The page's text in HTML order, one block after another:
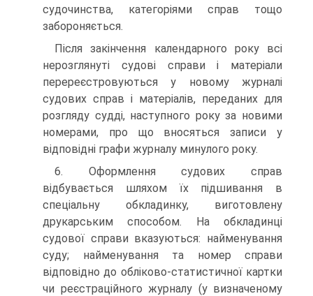
судочинства, категоріями справ тощо
забороняється.
Після закінчення календарного року всі
нерозглянуті судові справи і матеріали
перереєстровуються у новому журналі
судових справ і матеріалів, переданих для
розгляду судді, наступного року за новими
номерами, про що вносяться записи у
відповідні графи журналу минулого року.
6. Оформлення судових справ
відбувається шляхом їх підшивання в
спеціальну обкладинку, виготовлену
друкарським способом. На обкладинці
судової справи вказуються: найменування
суду; найменування та номер справи
відповідно до обліково-статистичної картки
чи реєстраційного журналу (у визначеному